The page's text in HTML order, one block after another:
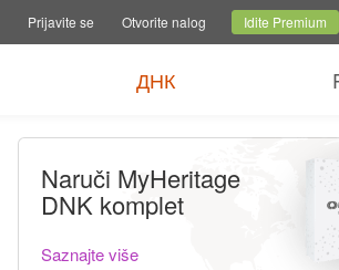
Trenutni sajtPromenite
Prijavite se Otvorite nalog Idite Premium
ДНК
Naruči MyHeritage
DNK komplet
Saznajte više